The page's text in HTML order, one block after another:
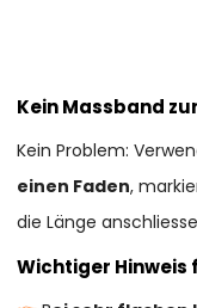
Kein Massband
Kein Problem:
einen Faden,
die Länge
Wichtiger